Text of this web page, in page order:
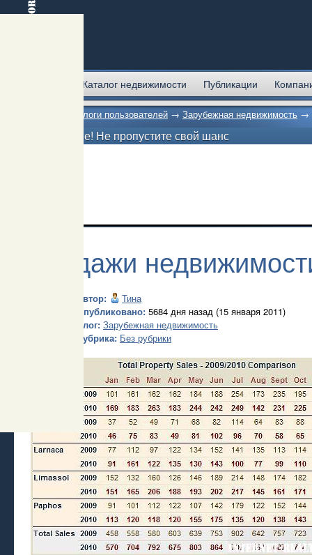
Каталог недвижимости Публикации
Блоги пользователей → Зарубежная недвижимость →
Внимание! Не пропустите свой шанс
Продажи
Автор:
Тина
Опубликовано: 5684 дня назад (15 января 2011)
Блог: Зарубежная недвижимость
Рубрика: Без рубрики